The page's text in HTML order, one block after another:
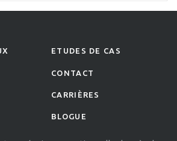
ETUDES DE CAS
CONTACT
CARRIÈRES
BLOGUE